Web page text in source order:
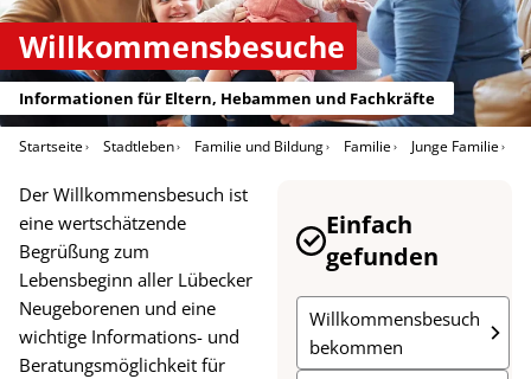
Willkommensbesuche
Informationen für Eltern, Hebammen und Fachkräfte
Startseite Stadtleben Familie und Bildung Familie Junge Familie
Der Willkommensbesuch ist
eine wertschätzende
Begrüßung zum
Lebensbeginn aller Lübecker
Neugeborenen und eine
wichtige Informations- und
Beratungsmöglichkeit für
Einfach
gefunden
Willkommensbesuch
bekommen